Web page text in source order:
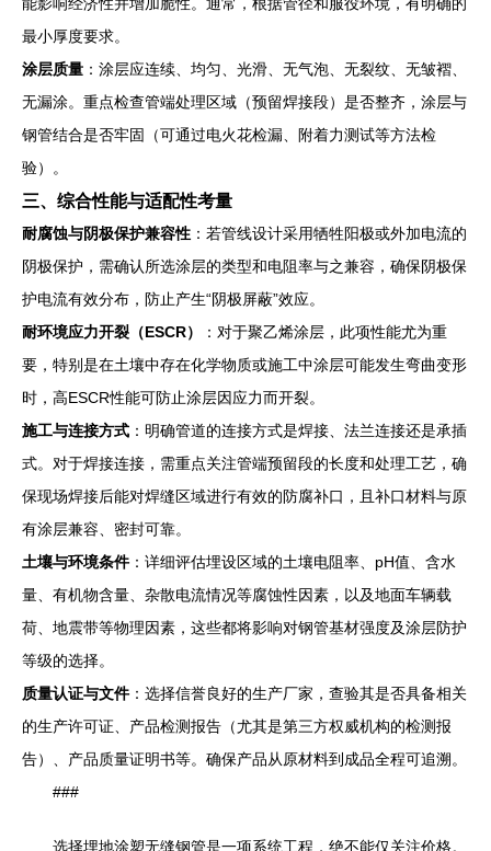
最小厚度要求。
涂层质量 ：涂层应连续、均匀、光滑、无气泡、无裂纹、无皱褶、
无漏涂。重点检查管端处理区域（预留焊接段）是否整齐，涂层与
钢管结合是否牢固（可通过电火花检漏、附着力测试等方法检
验）。
三、综合性能与适配性考量
耐腐蚀与阴极保护兼容性 ：若管线设计采用牺牲阳极或外加电流的
阴极保护，需确认所选涂层的类型和电阻率与之兼容，确保阴极保
护电流有效分布，防止产生“阴极屏蔽”效应。
耐环境应力开裂（ESCR）
：对于聚乙烯涂层，此项性能尤为重
要，特别是在土壤中存在化学物质或施工中涂层可能发生弯曲变形
时，高ESCR性能可防止涂层因应力而开裂。
施工与连接方式 ：明确管道的连接方式是焊接、法兰连接还是承插
式。对于焊接连接，需重点关注管端预留段的长度和处理工艺，确
保现场焊接后能对焊缝区域进行有效的防腐补口，且补口材料与原
有涂层兼容、密封可靠。
土壤与环境条件：详细评估埋设区域的土壤电阻率、pH值、含水
量、有机物含量、杂散电流情况等腐蚀性因素，以及地面车辆载
荷、地震带等物理因素，这些都将影响对钢管基材强度及涂层防护
等级的选择。
质量认证与文件：选择信誉良好的生产厂家，查验其是否具备相关
的生产许可证、产品检测报告（尤其是第三方权威机构的检测报
告）、产品质量证明书等。确保产品从原材料到成品全程可追溯。
###
选择埋地涂塑无缝钢管是一项系统工程，绝不能仅关注价格。